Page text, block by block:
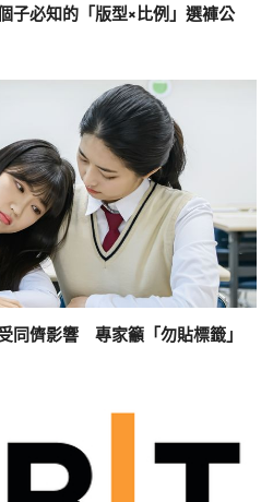
子必知的「版型×比例」選褲公
同儕影響 專家籲「勿貼標籤」